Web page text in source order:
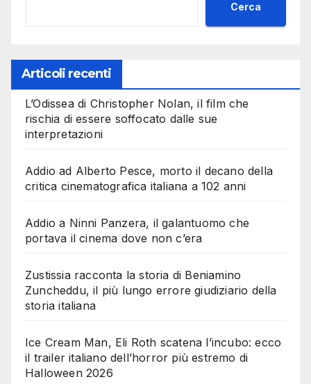
Cerca
Articoli recenti
L’Odissea di Christopher Nolan, il film che
rischia di essere soffocato dalle sue
interpretazioni
Addio ad Alberto Pesce, morto il decano della
critica cinematografica italiana a 102 anni
Addio a Ninni Panzera, il galantuomo che
portava il cinema dove non c’era
Zustissia racconta la storia di Beniamino
Zuncheddu, il più lungo errore giudiziario della
storia italiana
Ice Cream Man, Eli Roth scatena l’incubo: ecco
il trailer italiano dell’horror più estremo di
Halloween 2026